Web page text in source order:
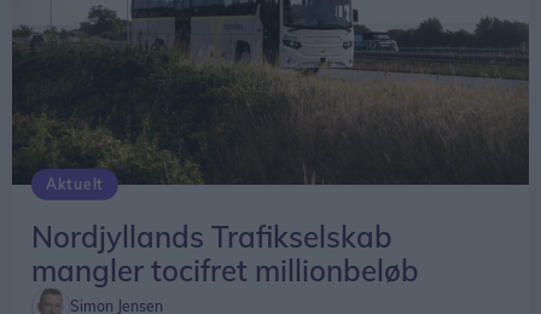
Aktuelt
Nordjyllands Trafikselskab
mangler tocifret millionbeløb
Simon Jensen